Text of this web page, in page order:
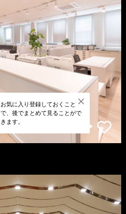
お気に入り登録しておくこと
で、後でまとめて見ることがで
きます。